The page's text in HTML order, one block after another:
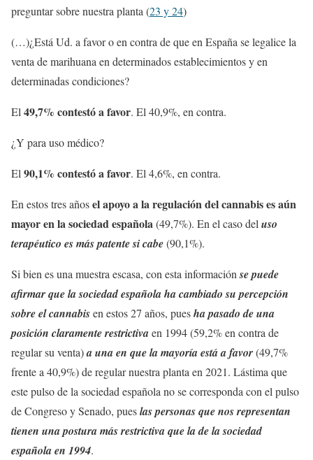
preguntar sobre nuestra planta (23 y 24)
(…)¿Está Ud. a favor o en contra de que en España se legalice la
venta de marihuana en determinados establecimientos y en
determinadas condiciones?
El 49,7% contestó a favor. El 40,9%, en contra.
¿Y para uso médico?
El 90,1% contestó a favor. El 4,6%, en contra.
En estos tres añosel apoyo a la regulación del cannabis es aún
mayor en la sociedad española(49,7%). En el caso del uso
terapéutico es más patente si cabe(90,1%).
Si bien es una muestra escasa, con esta informaciónse puede
afirmar que la sociedad española ha cambiado su percepción
sobre el cannabisen estos 27 años, puesha pasado de una
posición claramente restrictivaen 1994 (59,2% en contra de
regular su venta)a una en que la mayoría está a favor(49,7%
frente a 40,9%) de regular nuestra planta en 2021. Lástima que
este pulso de la sociedad española no se corresponda con el pulso
de Congreso y Senado, pueslas personas que nos representan
tienen una postura más restrictiva que la de la sociedad
española en 1994.